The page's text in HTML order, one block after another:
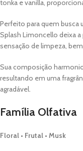
tonka e vanilla,
Perfeito para quem busca
Splash Limoncello deixa
sensação de limpeza,
Sua composição
resultando em uma
agradável.
Família Olfativa
Floral • Frutal • Musk